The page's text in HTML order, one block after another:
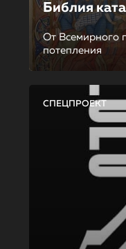
Библия
От Всемирного
потепления
СПЕЦПРОЕКТ